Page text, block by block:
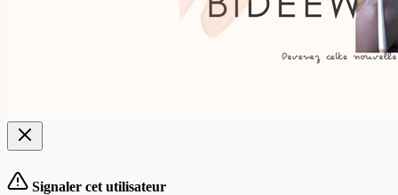
Signaler cet utilisateur